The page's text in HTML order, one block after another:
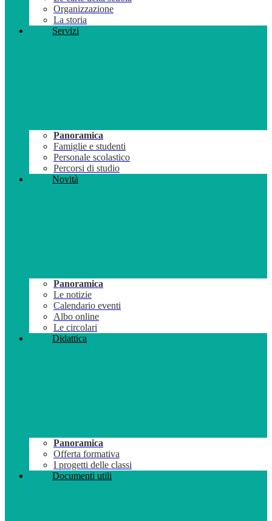
Organizzazione
La storia
Servizi
Panoramica
Famiglie e studenti
Personale scolastico
Percorsi di studio
Novità
Panoramica
Le notizie
Calendario eventi
Albo online
Le circolari
Didattica
Panoramica
Offerta formativa
I progetti delle classi
Documenti utili